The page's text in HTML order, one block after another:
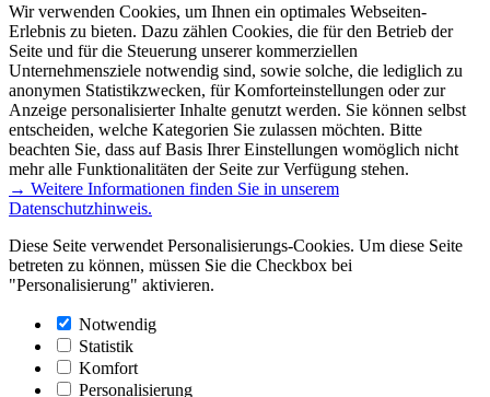
Wir verwenden Cookies, um Ihnen ein optimales Webseiten-
Erlebnis zu bieten. Dazu zählen Cookies, die für den Betrieb der
Seite und für die Steuerung unserer kommerziellen
Unternehmensziele notwendig sind, sowie solche, die lediglich zu
anonymen Statistikzwecken, für Komforteinstellungen oder zur
Anzeige personalisierter Inhalte genutzt werden. Sie können selbst
entscheiden, welche Kategorien Sie zulassen möchten. Bitte
beachten Sie, dass auf Basis Ihrer Einstellungen womöglich nicht
mehr alle Funktionalitäten der Seite zur Verfügung stehen.
→ Weitere Informationen finden Sie in unserem
Datenschutzhinweis.
Diese Seite verwendet Personalisierungs-Cookies. Um diese Seite
betreten zu können, müssen Sie die Checkbox bei
"Personalisierung" aktivieren.
Notwendig
Statistik
Komfort
Personalisierung